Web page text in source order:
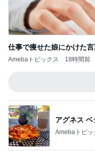
仕事で痩せた娘にかけた
Amebaトピックス 18時間前
アグネス
Amebaトピッ